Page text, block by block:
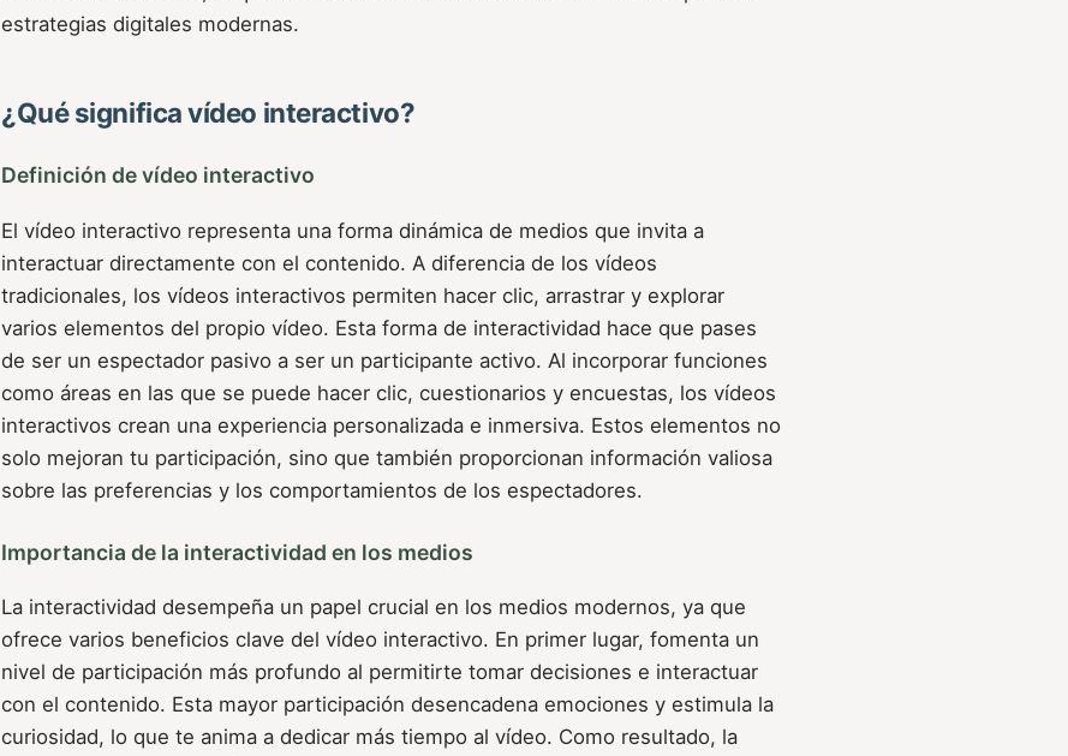
estrategias digitales modernas.
¿Qué significa vídeo interactivo?
Definición de vídeo interactivo
El vídeo interactivo representa una forma dinámica de medios que invita a
interactuar directamente con el contenido. A diferencia de los vídeos
tradicionales, los vídeos interactivos permiten hacer clic, arrastrar y explorar
varios elementos del propio vídeo. Esta forma de interactividad hace que pases
de ser un espectador pasivo a ser un participante activo. Al incorporar funciones
como áreas en las que se puede hacer clic, cuestionarios y encuestas, los vídeos
interactivos crean una experiencia personalizada e inmersiva. Estos elementos no
solo mejoran tu participación, sino que también proporcionan información valiosa
sobre las preferencias y los comportamientos de los espectadores.
Importancia de la interactividad en los medios
La interactividad desempeña un papel crucial en los medios modernos, ya que
ofrece varios beneficios clave del vídeo interactivo. En primer lugar, fomenta un
nivel de participación más profundo al permitirte tomar decisiones e interactuar
con el contenido. Esta mayor participación desencadena emociones y estimula la
curiosidad, lo que te anima a dedicar más tiempo al vídeo. Como resultado, la